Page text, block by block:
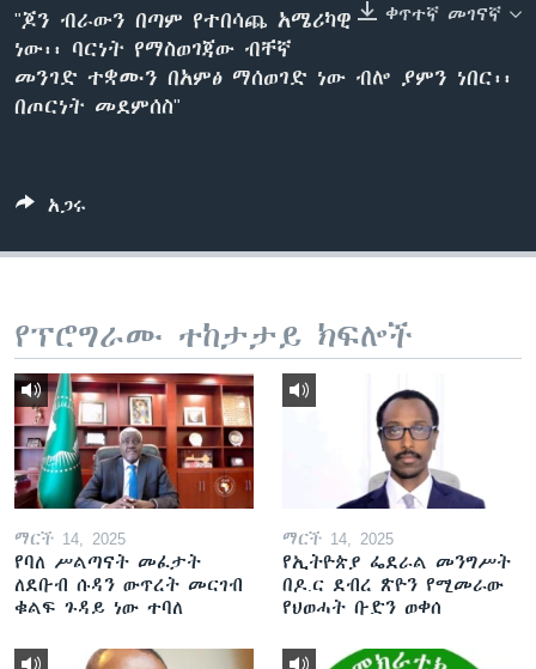
ቋንቋዎች
ቀጥተኛ መገናኛ
"ጆን ብራውን በጣም የተበሳጨ አሜሪካዊ
ነው፡፡ ባርነት የማስወገጃው ብቸኛ
መንገድ ተቋሙን በአምፅ ማሰወገድ ነው ብሎ ያምን ነበር፡፡
በጦርነት መደምሰስ"
አጋሩ
የፕሮግራሙ ተከታታይ ክፍሎች
ማርች 14, 2025
የባለ ሥልጣናት መፈታት
ለደቡብ ሱዳን ውጥረት መርገብ
ቁልፍ ጉዳይ ነው ተባለ
ማርች 14, 2025
የኢትዮጵያ ፌደራል መንግሥት
በዶ.ር ደብረ ጽዮን የሚመራው
የህወሓት ቡድን ወቀሰ